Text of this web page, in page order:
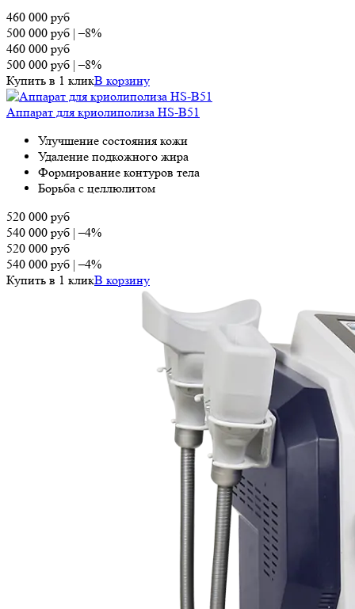
460 000 руб
500 000 руб |–8%
460 000 руб
500 000 руб |–8%
Купить в 1 кликВ корзину
Аппарат для криолиполиза HS-B51
Улучшение состояния кожи
Удаление подкожного жира
Формирование контуров тела
Борьба с целлюлитом
520 000 руб
540 000 руб |–4%
520 000 руб
540 000 руб |–4%
Купить в 1 кликВ корзину